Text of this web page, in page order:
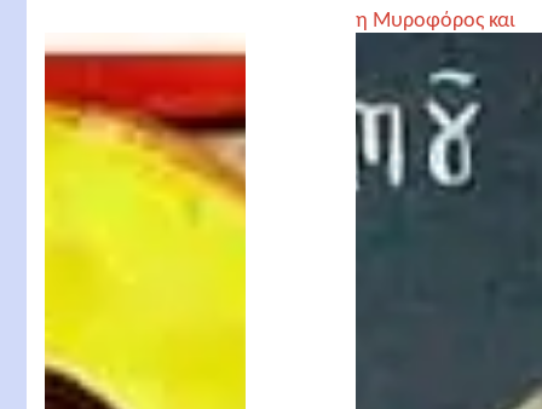
η Μυροφόρος και
Ισαπόστολος